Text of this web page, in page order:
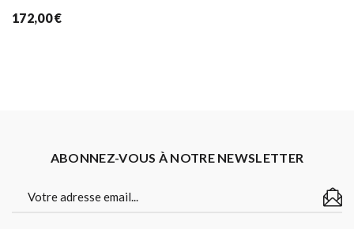
172,00€
ABONNEZ-VOUS À NOTRE NEWSLETTER